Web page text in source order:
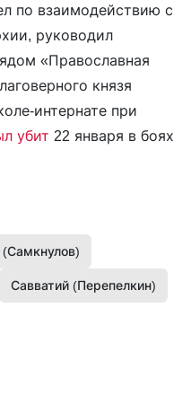
по взаимодействию с
руководил
«Православная
князя
интернате при
убит 22 января в боях
Савватий (Перепелкин)